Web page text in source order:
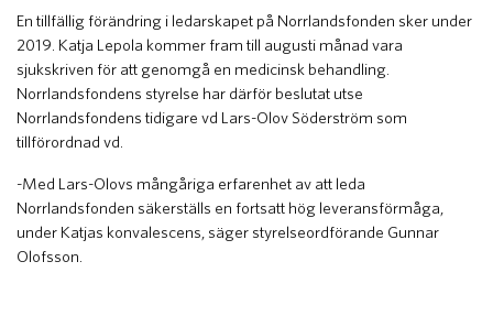
En tillfällig förändring i ledarskapet på Norrlandsfonden sker under
2019. Katja Lepola kommer fram till augusti månad vara
sjukskriven för att genomgå en medicinsk behandling.
Norrlandsfondens styrelse har därför beslutat utse
Norrlandsfondens tidigare vd Lars-Olov Söderström som
tillförordnad vd.
-Med Lars-Olovs mångåriga erfarenhet av att leda
Norrlandsfonden säkerställs en fortsatt hög leveransförmåga,
under Katjas konvalescens, säger styrelseordförande Gunnar
Olofsson.